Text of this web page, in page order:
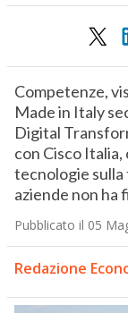
Competenze,
Made in Italy
Digital
con Cisco Italia,
tecnologie sulla
aziende non ha
Pubblicato il 05
Redazione